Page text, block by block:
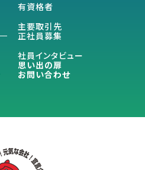
有資格者
主要取引先
正社員募集
社員インタビュー
思い出の扉
お問い合わせ